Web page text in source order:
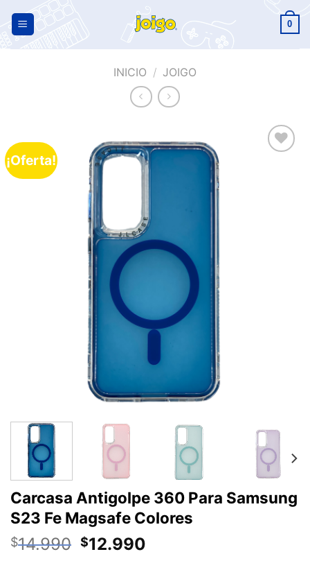
0
INICIO / JOIGO
¡Oferta!
Carcasa Antigolpe 360 Para Samsung
S23 Fe Magsafe Colores
$14.990 $12.990